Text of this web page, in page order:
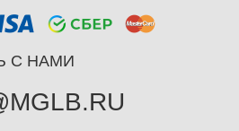
С НАМИ